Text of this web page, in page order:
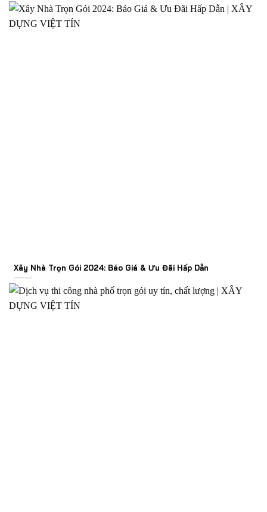
Xây Nhà Trọn Gói 2024: Báo Giá & Ưu Đãi Hấp Dẫn